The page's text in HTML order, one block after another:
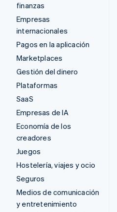
finanzas
Empresas
internacionales
Pagos en la aplicación
Marketplaces
Gestión del dinero
Plataformas
SaaS
Empresas de IA
Economía de los
creadores
Juegos
Hostelería, viajes y ocio
Seguros
Medios de comunicación
y entretenimiento